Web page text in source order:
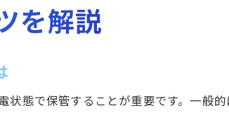
を解説
状態で保管することが重要です。一般